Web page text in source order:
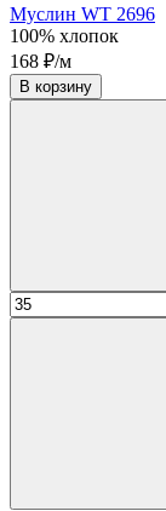
Муслин WT 2696
100% хлопок
168 ₽/м
В корзину